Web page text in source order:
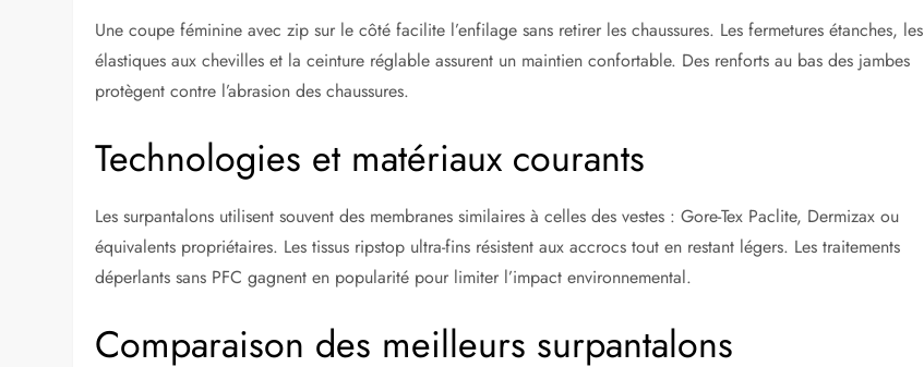
Une coupe féminine avec zip sur le côté facilite l’enfilage sans retirer les chaussures. Les fermetures étanches, les
élastiques aux chevilles et la ceinture réglable assurent un maintien confortable. Des renforts au bas des jambes
protègent contre l’abrasion des chaussures.
Technologies et matériaux courants
Les surpantalons utilisent souvent des membranes similaires à celles des vestes : Gore-Tex Paclite, Dermizax ou
équivalents propriétaires. Les tissus ripstop ultra-fins résistent aux accrocs tout en restant légers. Les traitements
déperlants sans PFC gagnent en popularité pour limiter l’impact environnemental.
Comparaison des meilleurs surpantalons